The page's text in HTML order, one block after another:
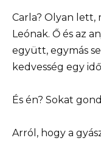
Carla? Olyan lett,
Leónak. Ő és az
együtt, egymás
kedvesség egy
És én? Sokat
Arról, hogy a